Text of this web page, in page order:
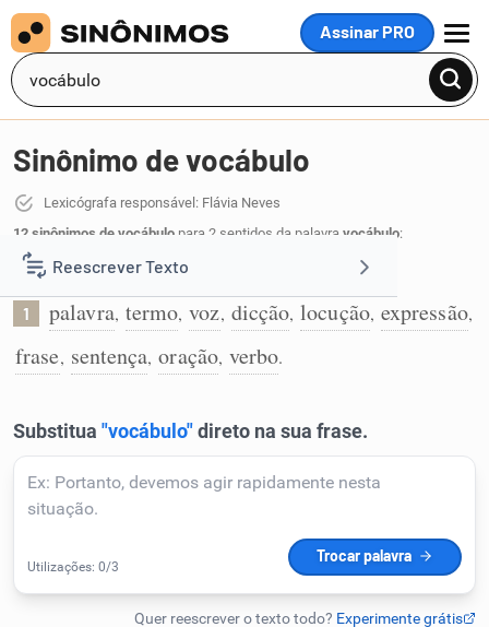
Assinar PRO
MENU
Reescrever Texto
Resumir Texto
Detector de IA
Humanizador de IA
Sinônimo de vocábulo
Lexicógrafa responsável: Flávia Neves
12 sinônimos de vocábulo para 2 sentidos da palavra vocábulo:
Palavra de uma língua:
1 palavra, termo, voz, dicção, locução, expressão,
frase, sentença, oração, verbo.